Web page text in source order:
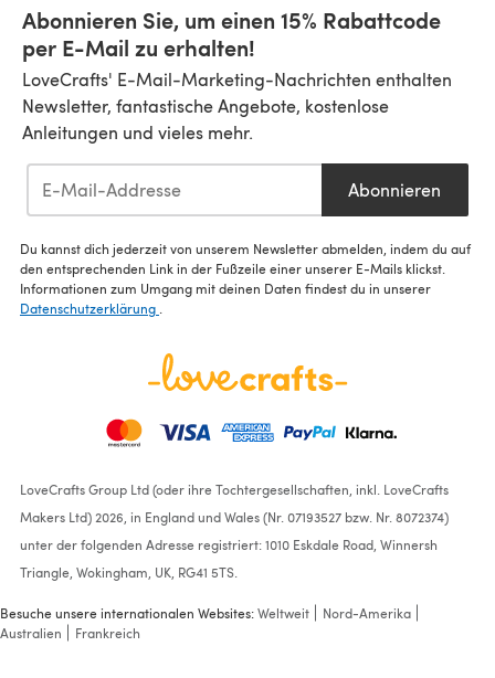
Abonnieren Sie, um einen 15% Rabattcode
per E-Mail zu erhalten!
LoveCrafts' E-Mail-Marketing-Nachrichten enthalten
Newsletter, fantastische Angebote, kostenlose
Anleitungen und vieles mehr.
Abonnieren
Du kannst dich jederzeit von unserem Newsletter abmelden, indem du auf
den entsprechenden Link in der Fußzeile einer unserer E-Mails klickst.
Informationen zum Umgang mit deinen Daten findest du in unserer
Datenschutzerklärung
LoveCrafts Group Ltd (oder ihre Tochtergesellschaften, inkl. LoveCrafts
Makers Ltd) 2026, in England und Wales (Nr. 07193527 bzw. Nr. 8072374)
unter der folgenden Adresse registriert: 1010 Eskdale Road, Winnersh
Triangle, Wokingham, UK, RG41 5TS.
Besuche unsere internationalen Websites:Weltweit
Nord-Amerika
Australien
Frankreich